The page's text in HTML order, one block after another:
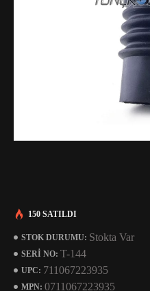
STOK DURUMU: Stokta Var
SERI NO: T-144
UPC: 711067223935
MPN: 0711067223935
150 SATILDI